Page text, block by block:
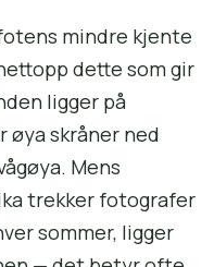
mindre kjente
dette som gir
ligger på
øya skråner ned
Mens
trekker fotografer
sommer, ligger